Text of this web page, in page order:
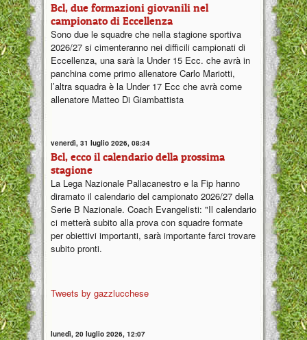
Bcl, due formazioni giovanili nel
campionato di Eccellenza
Sono due le squadre che nella stagione sportiva
2026/27 si cimenteranno nei difficili campionati di
Eccellenza, una sarà la Under 15 Ecc. che avrà in
panchina come primo allenatore Carlo Mariotti,
l’altra squadra è la Under 17 Ecc che avrà come
allenatore Matteo Di Giambattista
venerdì, 31 luglio 2026, 08:34
Bcl, ecco il calendario della prossima
stagione
La Lega Nazionale Pallacanestro e la Fip hanno
diramato il calendario del campionato 2026/27 della
Serie B Nazionale. Coach Evangelisti: "Il calendario
ci metterà subito alla prova con squadre formate
per obiettivi importanti, sarà importante farci trovare
subito pronti.
Tweets by gazzlucchese
lunedì, 20 luglio 2026, 12:07